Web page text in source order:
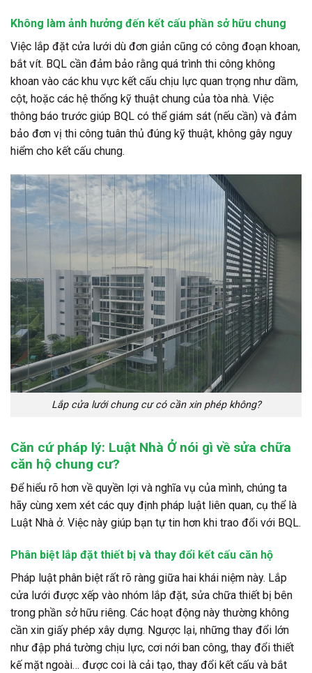
Không làm ảnh hưởng đến kết cấu phần sở hữu chung
Việc lắp đặt cửa lưới dù đơn giản cũng có công đoạn khoan,
bắt vít. BQL cần đảm bảo rằng quá trình thi công không
khoan vào các khu vực kết cấu chịu lực quan trọng như dầm,
cột, hoặc các hệ thống kỹ thuật chung của tòa nhà. Việc
thông báo trước giúp BQL có thể giám sát (nếu cần) và đảm
bảo đơn vị thi công tuân thủ đúng kỹ thuật, không gây nguy
hiểm cho kết cấu chung.
Lắp cửa lưới chung cư có cần xin phép không?
Căn cứ pháp lý: Luật Nhà Ở nói gì về sửa chữa
căn hộ chung cư?
Để hiểu rõ hơn về quyền lợi và nghĩa vụ của mình, chúng ta
hãy cùng xem xét các quy định pháp luật liên quan, cụ thể là
Luật Nhà ở. Việc này giúp bạn tự tin hơn khi trao đổi với BQL.
Phân biệt lắp đặt thiết bị và thay đổi kết cấu căn hộ
Pháp luật phân biệt rất rõ ràng giữa hai khái niệm này. Lắp
cửa lưới được xếp vào nhóm lắp đặt, sửa chữa thiết bị bên
trong phần sở hữu riêng. Các hoạt động này thường không
cần xin giấy phép xây dựng. Ngược lại, những thay đổi lớn
như đập phá tường chịu lực, cơi nới ban công, thay đổi thiết
kế mặt ngoài… được coi là cải tạo, thay đổi kết cấu và bắt